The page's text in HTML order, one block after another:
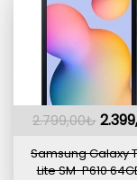
2.799,00₺
Samsung Galaxy
Lite SM-P610